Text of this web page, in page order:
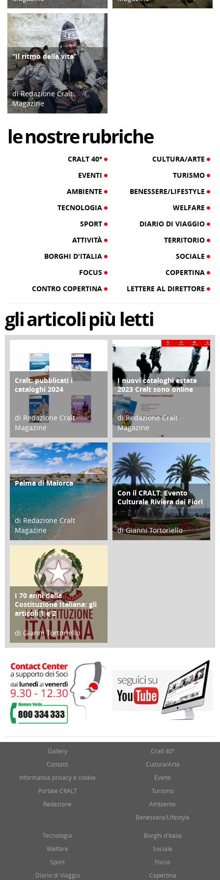
07/08/26
CULTURA/ARTE
“Il ritmo della vita”
di Redazione Cralt
Magazine
lenostrerubriche
CRALT 40°
CULTURA/ARTE
EVENTI
TURISMO
AMBIENTE
BENESSERE/LIFESTYLE
TECNOLOGIA
WELFARE
SPORT
DIARIO DI VIAGGIO
ATTIVITÀ
TERRITORIO
BORGHI D'ITALIA
SOCIALE
FOCUS
COPERTINA
CONTRO COPERTINA
LETTERE AL DIRETTORE
gliarticolipiù letti
COPERTINA
Cralt: pubblicati i
cataloghi 2024
di Redazione Cralt
Magazine
21 Novembre 2023
CONTRO COPERTINA
I nuovi cataloghi estate
2023 Cralt sono online
di Redazione Cralt
Magazine
07 Marzo 2023
ATTIVITÀ
Palma di Maiorca
di Redazione Cralt
Magazine
25 Giugno 2016
ATTIVITÀ
Con il CRALT: Evento
Culturale Riviera dei Fiori
di Gianni Tortoriello
FOCUS
I 70 anni della
Costituzione Italiana: gli
articoli 1 e 2
di Gianni Tortoriello
17 Marzo 2018
Gallery
Contatti
Informativa privacy e cookie
Portale CRALT
Redazione
Cralt 40°
Cultura/Arte
Eventi
Turismo
Ambiente
Benessere/Lifestyle
Tecnologia
Welfare
Sport
Diario di Viaggio
Borghi d'Italia
Sociale
Focus
Copertina